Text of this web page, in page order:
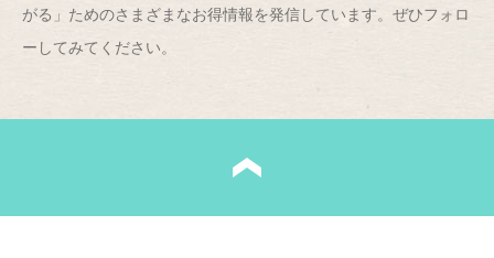
がる」ためのさまざまなお得情報を発信しています。ぜひフォロ
ーしてみてください。